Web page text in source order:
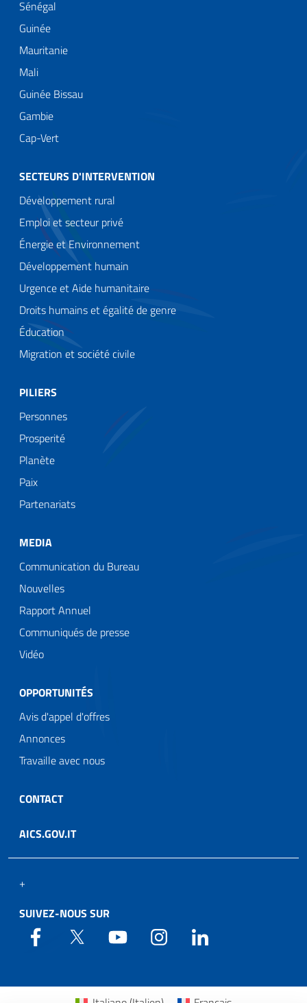
Sénégal
Guinée
Mauritanie
Mali
Guinée Bissau
Gambie
Cap-Vert
SECTEURS D'INTERVENTION
Développement rural
Emploi et secteur privé
Énergie et Environnement
Développement humain
Urgence et Aide humanitaire
Droits humains et égalité de genre
Éducation
Migration et société civile
PILIERS
Personnes
Prosperité
Planète
Paix
Partenariats
MEDIA
Communication du Bureau
Nouvelles
Rapport Annuel
Communiqués de presse
Vidéo
OPPORTUNITÉS
Avis d'appel d'offres
Annonces
Travaille avec nous
CONTACT
AICS.GOV.IT
+
SUIVEZ-NOUS SUR